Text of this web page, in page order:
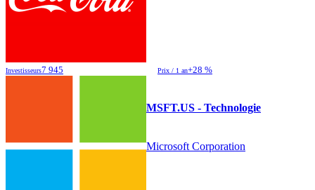
Investisseurs7 945 Prix / 1 an+28 %
MSFT.US - Technologie
Microsoft Corporation